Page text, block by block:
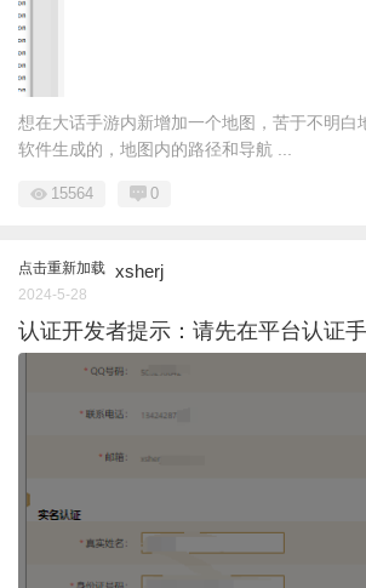
想在大话手游内新增加一个地图，苦于不明白
软件生成的，地图内的路径和导航 ...
15564 0
点击重新加载 xsherj
2024-5-28
认证开发者提示：请先在平台认证